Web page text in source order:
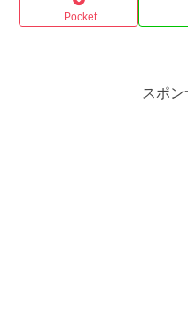
Pocket
スポン